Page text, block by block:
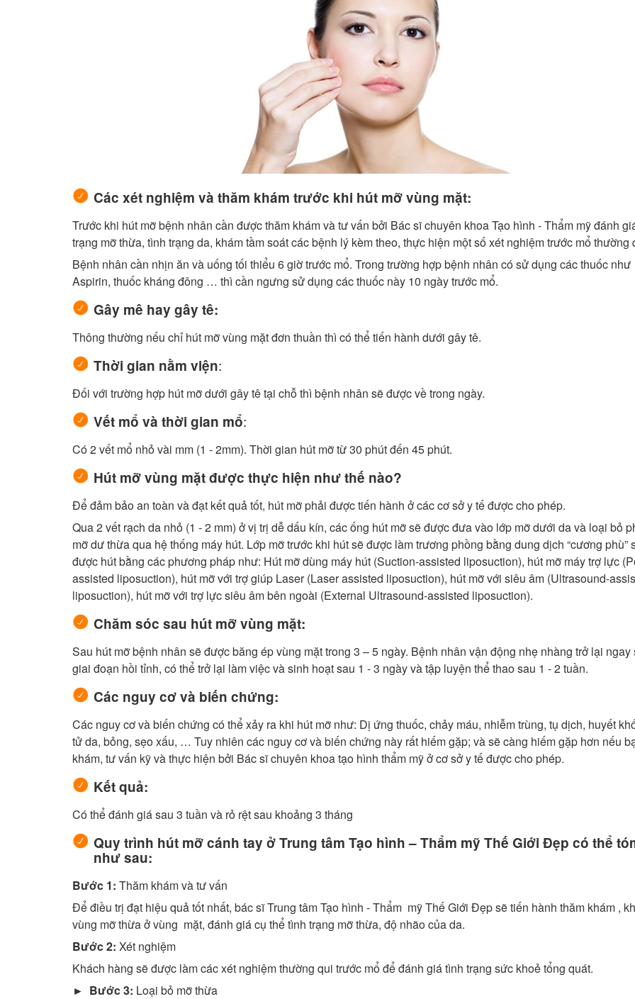
Các xét nghiệm và thăm khám trước khi hút mỡ vùng mặt:
Trước khi hút mỡ bệnh nhân cần được thăm khám và tư vấn bởi Bác sĩ chuyên khoa Tạo hình - Thẩm mỹ đánh
trạng mỡ thừa, tình trạng da, khám tầm soát các bệnh lý kèm theo, thực hiện một số xét nghiệm trước mổ thường
Bệnh nhân cần nhịn ăn và uống tối thiểu 6 giờ trước mổ. Trong trường hợp bệnh nhân có sử dụng các thuốc như
Aspirin, thuốc kháng đông … thì cần ngưng sử dụng các thuốc này 10 ngày trước mổ.
Gây mê hay gây tê:
Thông thường nếu chỉ hút mỡ vùng mặt đơn thuần thì có thể tiến hành dưới gây tê.
Thời gian nằm viện:
Đối với trường hợp hút mỡ dưới gây tê tại chỗ thì bệnh nhân sẽ được về trong ngày.
Vết mổ và thời gian mổ:
Có 2 vết mổ nhỏ vài mm (1 - 2mm). Thời gian hút mỡ từ 30 phút đến 45 phút.
Hút mỡ vùng mặt được thực hiện như thế nào?
Để đảm bảo an toàn và đạt kết quả tốt, hút mỡ phải được tiến hành ở các cơ sở y tế được cho phép.
Qua 2 vết rạch da nhỏ (1 - 2 mm) ở vị trị dễ dấu kín, các ống hút mỡ sẽ được đưa vào lớp mỡ dưới da và loại bỏ
mỡ dư thừa qua hệ thống máy hút. Lớp mỡ trước khi hút sẽ được làm trương phồng bằng dung dịch “cương phù”
được hút bằng các phương pháp như: Hút mỡ dùng máy hút (Suction-assisted liposuction), hút mỡ máy trợ lực
assisted liposuction), hút mỡ với trợ giúp Laser (Laser assisted liposuction), hút mỡ với siêu âm (Ultrasound-
liposuction), hút mỡ với trợ lực siêu âm bên ngoài (External Ultrasound-assisted liposuction).
Chăm sóc sau hút mỡ vùng mặt:
Sau hút mỡ bệnh nhân sẽ được băng ép vùng mặt trong 3 – 5 ngày. Bệnh nhân vận động nhẹ nhàng trở lại ngay
giai đoạn hồi tỉnh, có thể trở lại làm việc và sinh hoạt sau 1 - 3 ngày và tập luyện thể thao sau 1 - 2 tuần.
Các nguy cơ và biến chứng:
Các nguy cơ và biến chứng có thể xảy ra khi hút mỡ như: Dị ứng thuốc, chảy máu, nhiễm trùng, tụ dịch, huyết
tử da, bỏng, sẹo xấu, … Tuy nhiên các nguy cơ và biến chứng này rất hiếm gặp; và sẽ càng hiếm gặp hơn nếu
khám, tư vấn kỹ và thực hiện bởi Bác sĩ chuyên khoa tạo hình thẩm mỹ ở cơ sở y tế được cho phép.
Kết quả:
Có thể đánh giá sau 3 tuần và rỏ rệt sau khoảng 3 tháng
Quy trình hút mỡ cánh tay ở Trung tâm Tạo hình – Thẩm mỹ Thế Giới Đẹp có thể
như sau:
Bước 1: Thăm khám và tư vấn
Để điều trị đạt hiệu quả tốt nhất, bác sĩ Trung tâm Tạo hình - Thẩm mỹ Thế Giới Đẹp sẽ tiến hành thăm khám ,
vùng mỡ thừa ở vùng mặt, đánh giá cụ thể tình trạng mỡ thừa, độ nhão của da.
Bước 2: Xét nghiệm
Khách hàng sẽ được làm các xét nghiệm thường qui trước mổ để đánh giá tình trạng sức khoẻ tổng quát.
► Bước 3: Loại bỏ mỡ thừa